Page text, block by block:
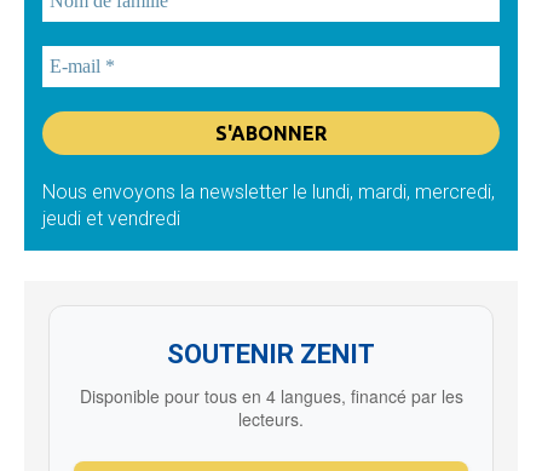
Nous envoyons la newsletter le lundi, mardi, mercredi,
jeudi et vendredi
SOUTENIR ZENIT
Disponible pour tous en 4 langues, financé par les
lecteurs.